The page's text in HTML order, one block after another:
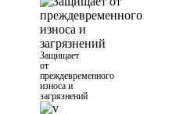
Защищает
от
преждевременного
износа и
загрязнений